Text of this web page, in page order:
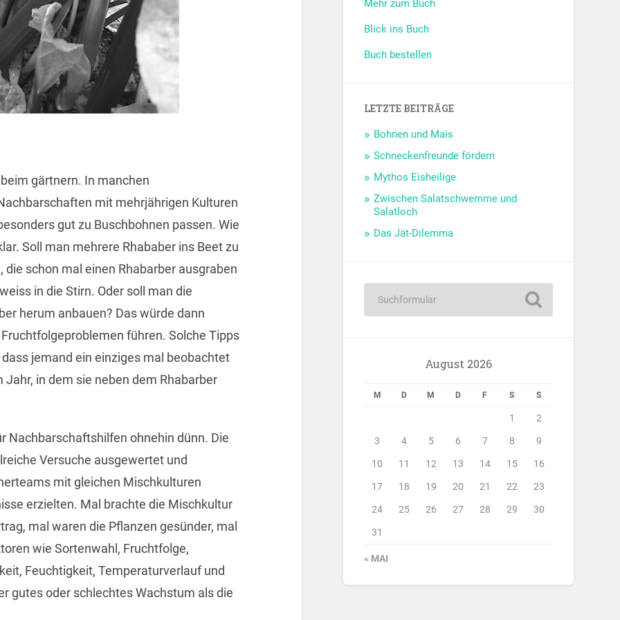
gärtnern. In manchen
mit mehrjährigen Kulturen
gut zu Buschbohnen passen. Wie
Soll man mehrere Rhababer ins Beet zu
schon mal einen Rhabarber ausgraben
in die Stirn. Oder soll man die
herum anbauen? Das würde dann
führen. Solche Tipps
jemand ein einziges mal beobachtet
in dem sie neben dem Rhabarber
Nachbarschaftshilfen ohnehin dünn. Die
Versuche ausgewertet und
mit gleichen Mischkulturen
erzielten. Mal brachte die Mischkultur
mal waren die Pflanzen gesünder, mal
wie Sortenwahl, Fruchtfolge,
Feuchtigkeit, Temperaturverlauf und
gutes oder schlechtes Wachstum als die
Mehr zum Buch
Blick ins Buch
Buch bestellen
LETZTE BEITRÄGE
Bohnen und Mais
Schneckenfreunde fördern
Mythos Eisheilige
Zwischen Salatschwemme und
Salatloch
Das Jät-Dilemma
August 2026
M D M D F S S
1 2
3 4 5 6 7 8 9
10 11 12 13 14 15 16
17 18 19 20 21 22 23
24 25 26 27 28 29 30
31
« MAI